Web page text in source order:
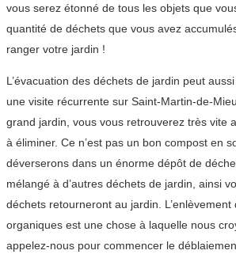
vous serez étonné de tous les objets que
quantité de déchets que vous avez
ranger votre jardin !
L’évacuation des déchets de jardin peut
une visite récurrente sur Saint-Martin-de-
grand jardin, vous vous retrouverez très vite
à éliminer. Ce n’est pas un bon compost en
déverserons dans un énorme dépôt de
mélangé à d’autres déchets de jardin, ainsi
déchets retourneront au jardin. L’enlèvement
organiques est une chose à laquelle nous
appelez-nous pour commencer le